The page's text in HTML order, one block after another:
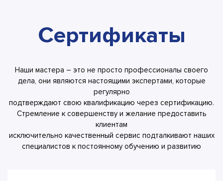
Сертификаты
Наши мастера – это не просто профессионалы своего
дела, они являются настоящими экспертами, которые
регулярно
подтверждают свою квалификацию через сертификацию.
Стремление к совершенству и желание предоставить
клиентам
исключительно качественный сервис подталкивают наших
специалистов к постоянному обучению и развитию